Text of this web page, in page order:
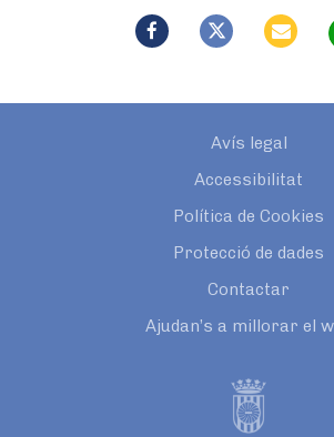
Avís legal
Accessibilitat
Política de Cookies
Protecció de dades
Contactar
Ajudan’s a millorar el